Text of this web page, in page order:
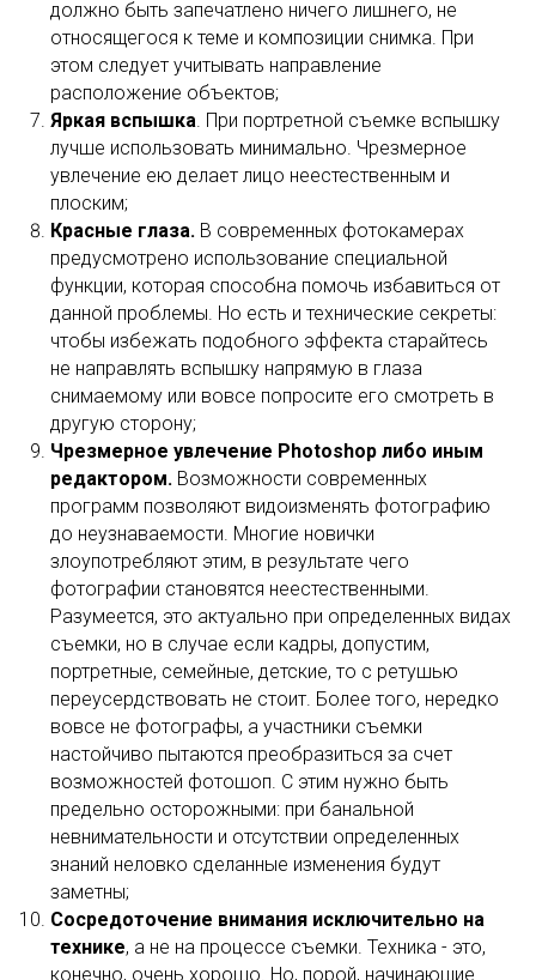
должно быть запечатлено ничего лишнего, не
относящегося к теме и композиции снимка. При
этом следует учитывать направление
расположение объектов;
Яркая вспышка. При портретной съемке вспышку
лучше использовать минимально. Чрезмерное
увлечение ею делает лицо неестественным и
плоским;
Красные глаза. В современных фотокамерах
предусмотрено использование специальной
функции, которая способна помочь избавиться от
данной проблемы. Но есть и технические секреты:
чтобы избежать подобного эффекта старайтесь
не направлять вспышку напрямую в глаза
снимаемому или вовсе попросите его смотреть в
другую сторону;
Чрезмерное увлечение Photoshop либо иным
редактором. Возможности современных
программ позволяют видоизменять фотографию
до неузнаваемости. Многие новички
злоупотребляют этим, в результате чего
фотографии становятся неестественными.
Разумеется, это актуально при определенных видах
съемки, но в случае если кадры, допустим,
портретные, семейные, детские, то с ретушью
переусердствовать не стоит. Более того, нередко
вовсе не фотографы, а участники съемки
настойчиво пытаются преобразиться за счет
возможностей фотошоп. С этим нужно быть
предельно осторожными: при банальной
невнимательности и отсутствии определенных
знаний неловко сделанные изменения будут
заметны;
Сосредоточение внимания исключительно на
технике, а не на процессе съемки. Техника - это,
конечно, очень хорошо. Но, порой, начинающие